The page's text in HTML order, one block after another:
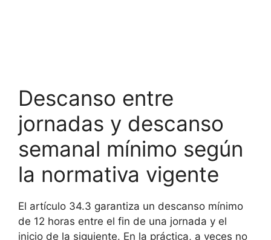
Descanso entre
jornadas y descanso
semanal mínimo según
la normativa vigente
El artículo 34.3 garantiza un descanso mínimo
de 12 horas entre el fin de una jornada y el
inicio de la siguiente. En la práctica, a veces no